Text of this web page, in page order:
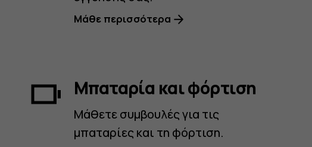
Μάθε περισσότερα
Μπαταρία και φόρτιση
Μάθετε συμβουλές για τις
μπαταρίες και τη φόρτιση.